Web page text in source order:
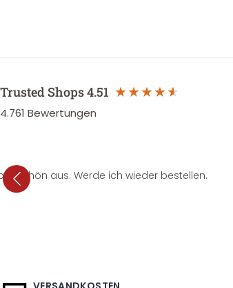
Trusted Shops4.51
4.761 Bewertungen
schön aus. Werde ich wieder bestellen.